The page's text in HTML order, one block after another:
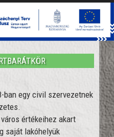
ban egy civil szervezetnek
értékeihez akart
saját lakóhelyük